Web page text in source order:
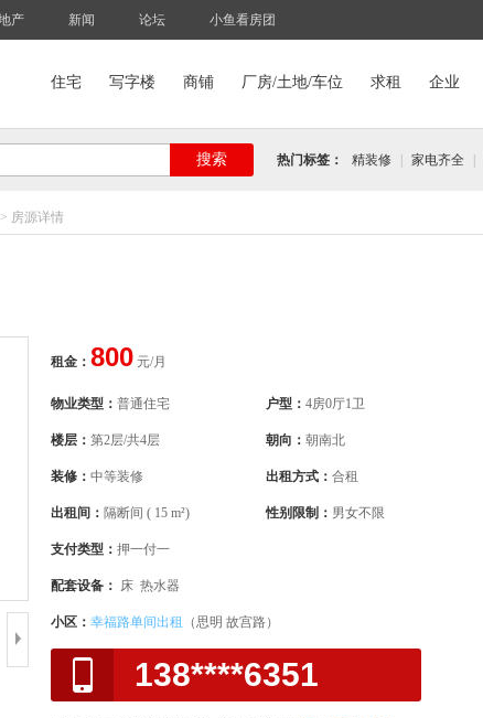
产 新闻 论坛 小鱼看房团
住宅 写字楼 商铺 厂房/土地/车位 求租 企业
搜索 热门标签： 精装修 家电齐全
> 房源详情
租金： 800 元/月
物业类型： 普通住宅 户型： 4房0厅1卫
楼层： 第2层/共4层 朝向： 朝南北
装修： 中等装修 出租方式： 合租
出租间： 隔断间 ( 15 m²) 性别限制： 男女不限
支付类型： 押一付一
配套设备： 床 热水器
小区： 幸福路单间出租 （思明 故宫路）
138****6351